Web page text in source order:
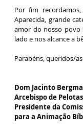
Por fim
Aparecida, grande
amor do nosso povo
lado e nos alcance a
Parabéns, queridos/
Dom Jacinto
Arcebispo de Pelotas
Presidente da
para a Animação